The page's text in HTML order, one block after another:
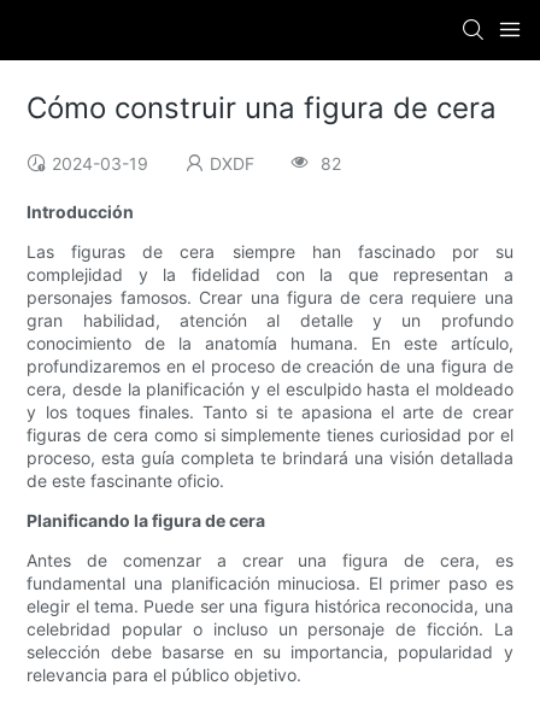
Cómo construir una figura de cera
2024-03-19 DXDF 82
Introducción
Las figuras de cera siempre han fascinado por su
complejidad y la fidelidad con la que representan a
personajes famosos. Crear una figura de cera requiere una
gran habilidad, atención al detalle y un profundo
conocimiento de la anatomía humana. En este artículo,
profundizaremos en el proceso de creación de una figura de
cera, desde la planificación y el esculpido hasta el moldeado
y los toques finales. Tanto si te apasiona el arte de crear
figuras de cera como si simplemente tienes curiosidad por el
proceso, esta guía completa te brindará una visión detallada
de este fascinante oficio.
Planificando la figura de cera
Antes de comenzar a crear una figura de cera, es
fundamental una planificación minuciosa. El primer paso es
elegir el tema. Puede ser una figura histórica reconocida, una
celebridad popular o incluso un personaje de ficción. La
selección debe basarse en su importancia, popularidad y
relevancia para el público objetivo.